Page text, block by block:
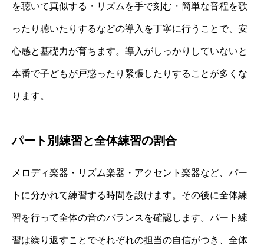
を聴いて真似する・リズムを手で刻む・簡単な音程を歌
ったり聴いたりするなどの導入を丁寧に行うことで、安
心感と基礎力が育ちます。導入がしっかりしていないと
本番で子どもが戸惑ったり緊張したりすることが多くな
ります。
パート別練習と全体練習の割合
メロディ楽器・リズム楽器・アクセント楽器など、パー
トに分かれて練習する時間を設けます。その後に全体練
習を行って全体の音のバランスを確認します。パート練
習は繰り返すことでそれぞれの担当の自信がつき、全体